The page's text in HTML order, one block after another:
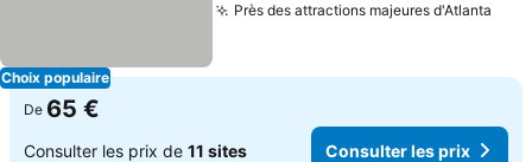
Choix populaire
Près des attractions majeures d'Atlanta
De 65 €
Consulter les prix de 11 sites Consulter les prix